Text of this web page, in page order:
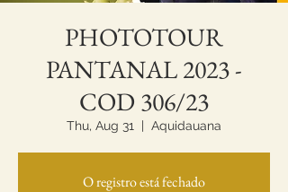
PHOTOTOUR
PANTANAL 2023 -
COD 306/23
Thu, Aug 31
  |
Aquidauana
O registro está fechado